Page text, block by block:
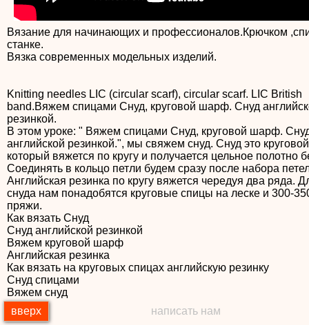
Вязание для начинающих и профессионалов.Крючком
станке.
Вязка современных модельных изделий.
Knitting needles LIC (circular scarf), circular scarf. LIC British
band.Вяжем спицами Снуд, круговой шарф. Снуд
резинкой.
В этом уроке: " Вяжем спицами Снуд, круговой шарф.
английской резинкой.", мы свяжем снуд. Снуд это
который вяжется по кругу и получается цельное полотно
Соединять в кольцо петли будем сразу после набора
Английская резинка по кругу вяжется чередуя два ряда.
снуда нам понадобятся круговые спицы на леске и 300-
пряжи.
Как вязать Снуд
Снуд английской резинкой
Вяжем круговой шарф
Английская резинка
Как вязать на круговых спицах английскую резинку
Снуд спицами
Вяжем снуд
написать нам
вверх